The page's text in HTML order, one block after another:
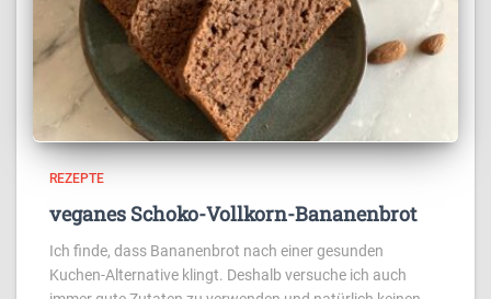
REZEPTE
veganes Schoko-Vollkorn-Bananenbrot
Ich finde, dass Bananenbrot nach einer gesunden
Kuchen-Alternative klingt. Deshalb versuche ich auch